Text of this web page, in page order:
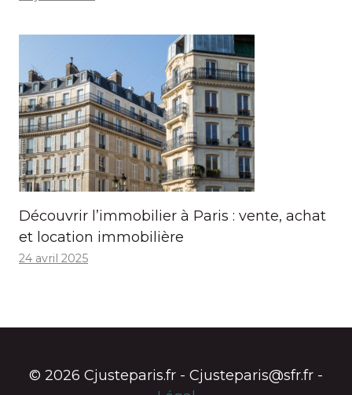
Découvrir l’immobilier à Paris : vente, achat
et location immobilière
24 avril 2025
© 2026 Cjusteparis.fr - Cjusteparis@sfr.fr -